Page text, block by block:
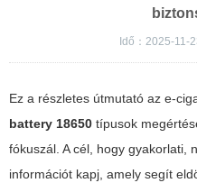
Idő：2025-11-
Ez a részletes útmutató az e-
battery 18650 típusok
fókuszál. A cél, hogy gyakorlati,
információt kapj, amely segít